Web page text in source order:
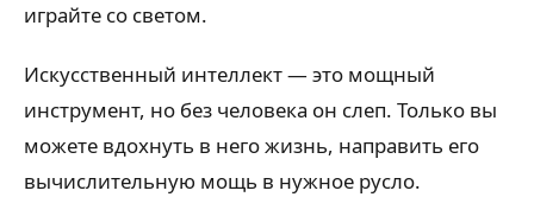
играйте со светом.
Искусственный интеллект — это мощный
инструмент, но без человека он слеп. Только вы
можете вдохнуть в него жизнь, направить его
вычислительную мощь в нужное русло.